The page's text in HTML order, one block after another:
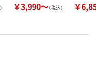
￥3,990～（税込） ￥